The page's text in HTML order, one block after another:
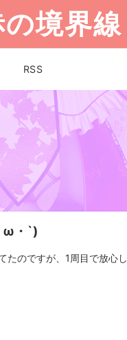
境界線
RSS
ω・`)
たのですが、1周目で放心し